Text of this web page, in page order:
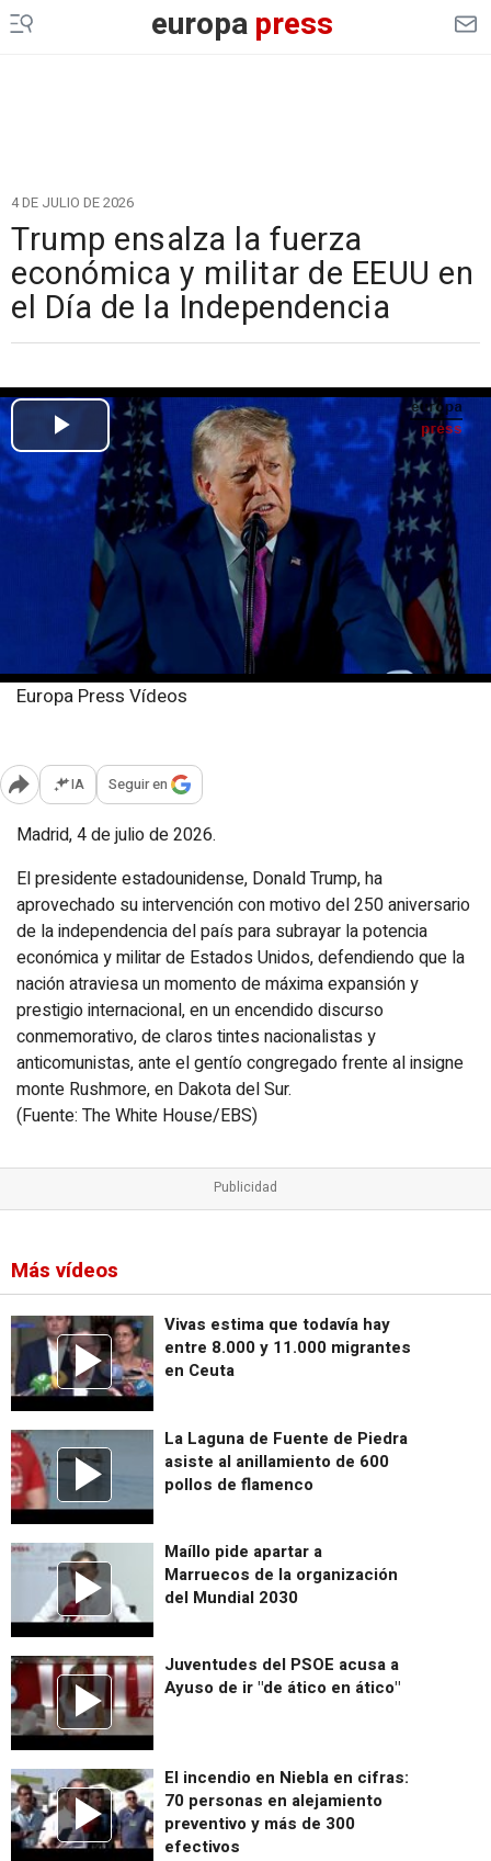
europapress
4 DE JULIO DE 2026
Trump ensalza la fuerza
económica y militar de EEUU en
el Día de la Independencia
Europa Press Vídeos
Abrir opciones para compartir
IA Seguir en
Madrid, 4 de julio de 2026.
El presidente estadounidense, Donald Trump, ha
aprovechado su intervención con motivo del 250 aniversario
de la independencia del país para subrayar la potencia
económica y militar de Estados Unidos, defendiendo que la
nación atraviesa un momento de máxima expansión y
prestigio internacional, en un encendido discurso
conmemorativo, de claros tintes nacionalistas y
anticomunistas, ante el gentío congregado frente al insigne
monte Rushmore, en Dakota del Sur.
(Fuente: The White House/EBS)
Más vídeos
Vivas estima que todavía hay
entre 8.000 y 11.000 migrantes
en Ceuta
La Laguna de Fuente de Piedra
asiste al anillamiento de 600
pollos de flamenco
Maíllo pide apartar a
Marruecos de la organización
del Mundial 2030
Juventudes del PSOE acusa a
Ayuso de ir "de ático en ático"
El incendio en Niebla en cifras:
70 personas en alejamiento
preventivo y más de 300
efectivos